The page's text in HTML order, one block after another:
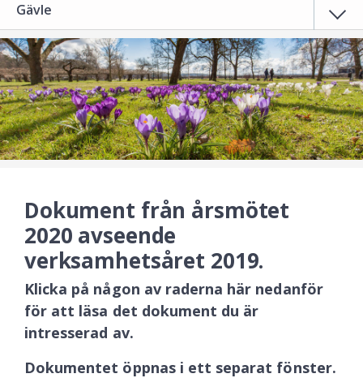
Gävle
Dokument från årsmötet
2020 avseende
verksamhetsåret 2019.
Klicka på någon av raderna här nedanför
för att läsa det dokument du är
intresserad av.
Dokumentet öppnas i ett separat fönster.